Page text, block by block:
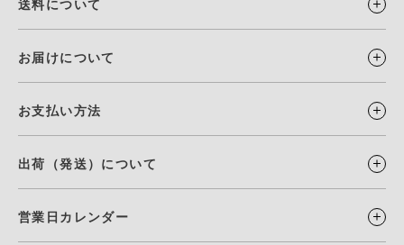
送料について
お届けについて
お支払い方法
出荷（発送）について
営業日カレンダー